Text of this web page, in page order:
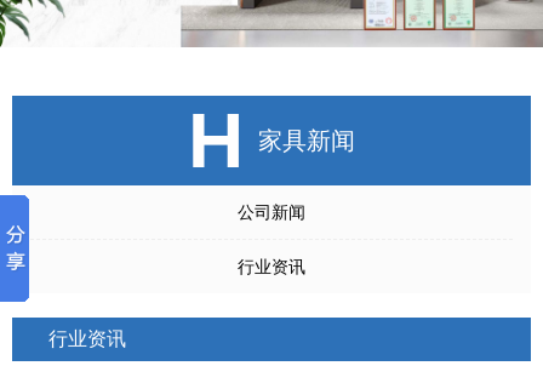
H 家具新闻
公司新闻
行业资讯
行业资讯